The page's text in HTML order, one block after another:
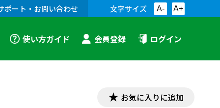
ポート・お問い合わせ 文字サイズ A- A+
使い方ガイド 会員登録 ログイン
お気に入りに追加